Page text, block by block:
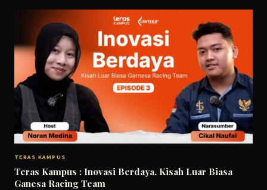
TERAS KAMPUS
Teras Kampus : Inovasi Berdaya, Kisah Luar Biasa
Ganesa Racing Team